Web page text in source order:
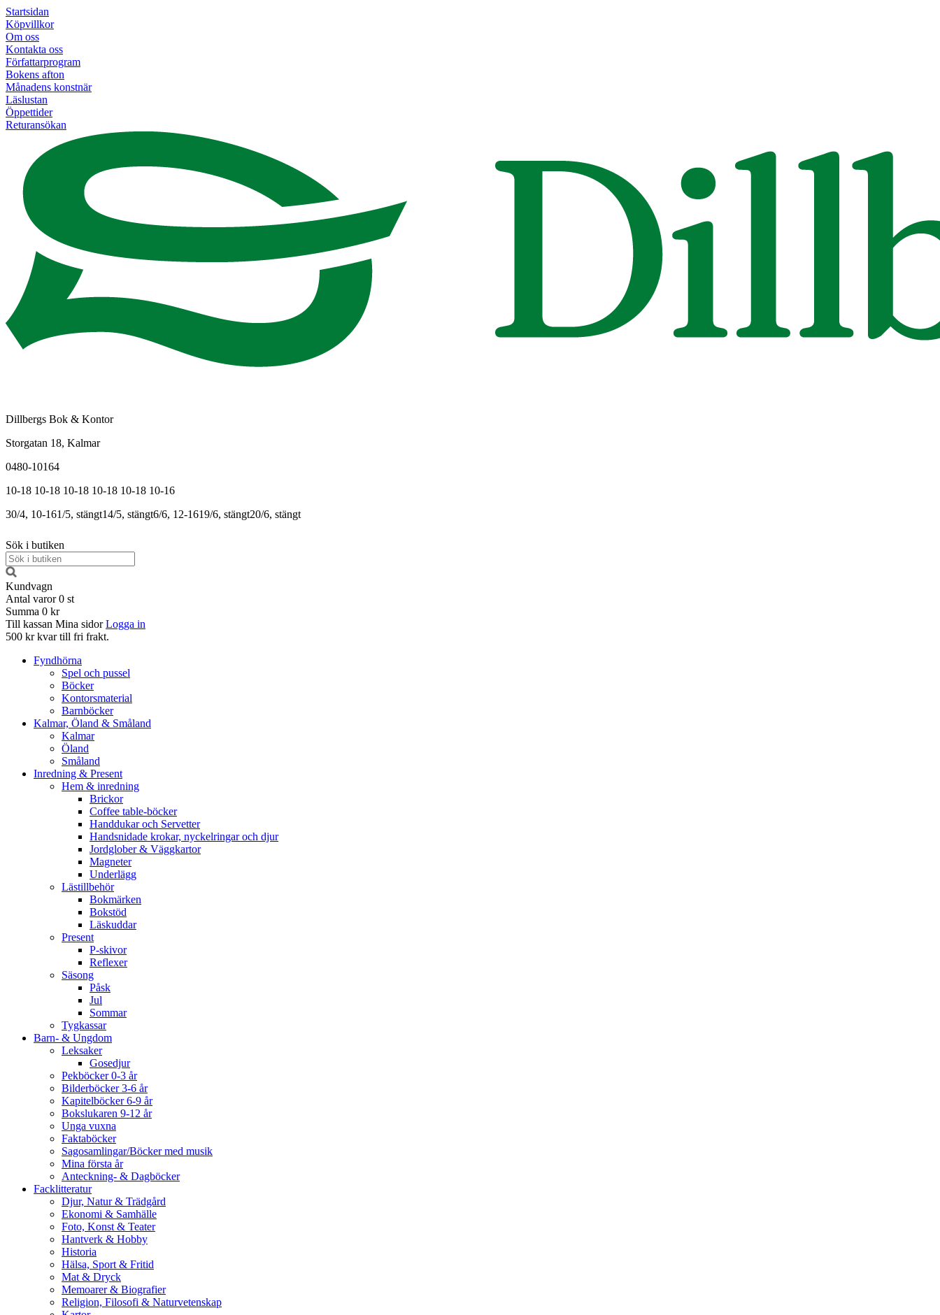
Startsidan
Köpvillkor
Om oss
Kontakta oss
Författarprogram
Bokens afton
Månadens konstnär
Läslustan
Öppettider
Returansökan
Dillbergs Bok & Kontor
Storgatan 18, Kalmar
0480-10164
10-18 10-18 10-18 10-18 10-18 10-16
30/4, 10-161/5, stängt14/5, stängt6/6, 12-1619/6, stängt20/6, stängt
Sök i butiken
Kundvagn
Antal varor 0 st
Summa 0 kr
Till kassan Mina sidor Logga in
500 kr kvar till fri frakt.
Fyndhörna
Spel och pussel
Böcker
Kontorsmaterial
Barnböcker
Kalmar, Öland & Småland
Kalmar
Öland
Småland
Inredning & Present
Hem & inredning
Brickor
Coffee table-böcker
Handdukar och Servetter
Handsnidade krokar, nyckelringar och djur
Jordglober & Väggkartor
Magneter
Underlägg
Lästillbehör
Bokmärken
Bokstöd
Läskuddar
Present
P-skivor
Reflexer
Säsong
Påsk
Jul
Sommar
Tygkassar
Barn- & Ungdom
Leksaker
Gosedjur
Pekböcker 0-3 år
Bilderböcker 3-6 år
Kapitelböcker 6-9 år
Bokslukaren 9-12 år
Unga vuxna
Faktaböcker
Sagosamlingar/Böcker med musik
Mina första år
Anteckning- & Dagböcker
Facklitteratur
Djur, Natur & Trädgård
Ekonomi & Samhälle
Foto, Konst & Teater
Hantverk & Hobby
Historia
Hälsa, Sport & Fritid
Mat & Dryck
Memoarer & Biografier
Religion, Filosofi & Naturvetenskap